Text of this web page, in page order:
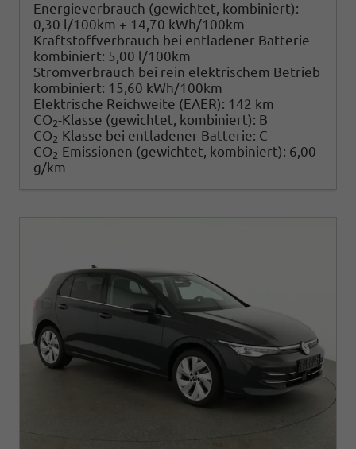
Energieverbrauch (gewichtet, kombiniert):
0,30 l/100km + 14,70 kWh/100km
Kraftstoffverbrauch bei entladener Batterie
kombiniert: 5,00 l/100km
Stromverbrauch bei rein elektrischem Betrieb
kombiniert: 15,60 kWh/100km
Elektrische Reichweite (EAER): 142 km
CO2-Klasse (gewichtet, kombiniert): B
CO2-Klasse bei entladener Batterie: C
CO2-Emissionen (gewichtet, kombiniert): 6,00
g/km